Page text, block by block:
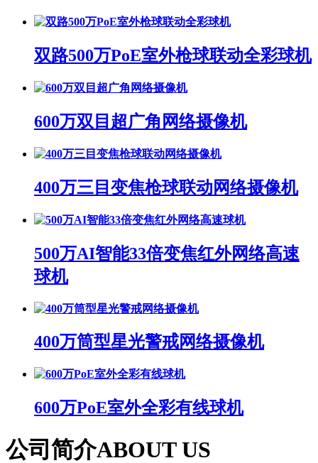
双路500万PoE室外枪球联动全彩球机
600万双目超广角网络摄像机
400万三目变焦枪球联动网络摄像机
500万AI智能33倍变焦红外网络高速
球机
400万筒型星光警戒网络摄像机
600万PoE室外全彩有线球机
公司简介ABOUT US